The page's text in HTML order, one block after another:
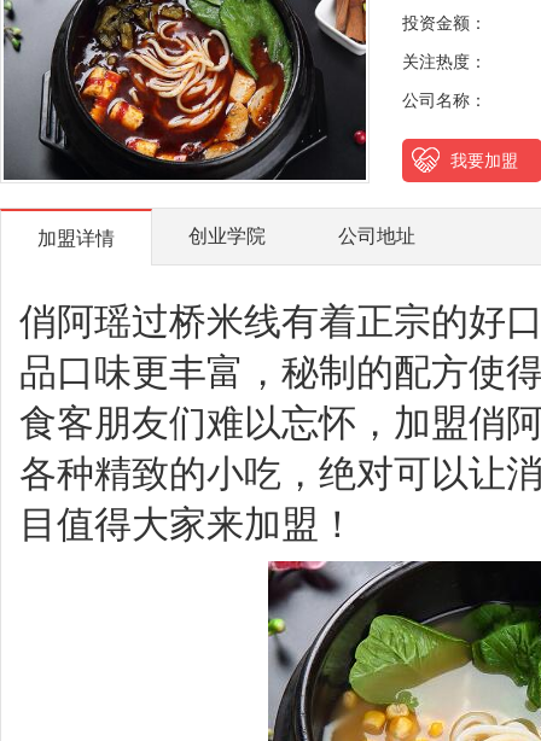
投资金额：
关注热度：
公司名称：
我要加盟
加盟详情 创业学院 公司地址
俏阿瑶过桥米线有着正宗的好
品口味更丰富，秘制的配方使
食客朋友们难以忘怀，加盟俏
各种精致的小吃，绝对可以让
目值得大家来加盟！